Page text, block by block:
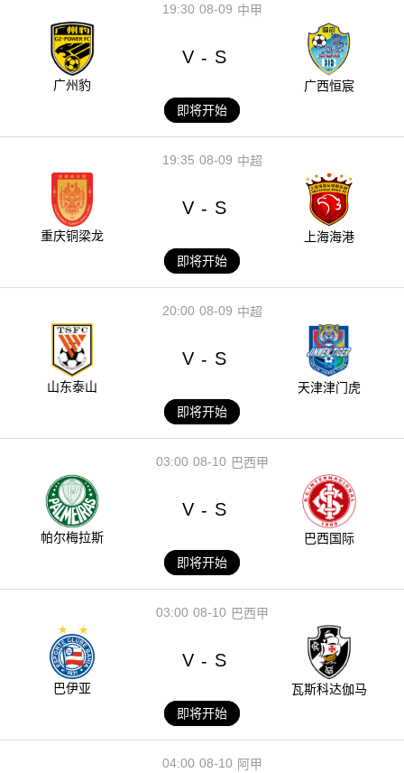
08-09
19:30 中甲
广州豹
V - S
广西恒宸
即将开始
08-09
19:35 中超
重庆铜梁龙
V - S
上海海港
即将开始
08-09
20:00 中超
山东泰山
V - S
天津津门虎
即将开始
08-10
03:00 巴西甲
帕尔梅拉斯
V - S
巴西国际
即将开始
08-10
03:00 巴西甲
巴伊亚
V - S
瓦斯科达伽马
即将开始
08-10
04:00 阿甲